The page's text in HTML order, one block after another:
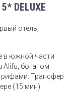
DELUXE
отель,
в южной части
Alifu, богатом
Трансфер
(15 мин).